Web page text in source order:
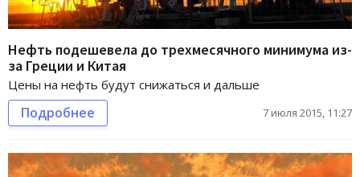
Нефть подешевела до трехмесячного минимума из-
за Греции и Китая
Цены на нефть будут снижаться и дальше
Подробнее 7 июля 2015, 11:27